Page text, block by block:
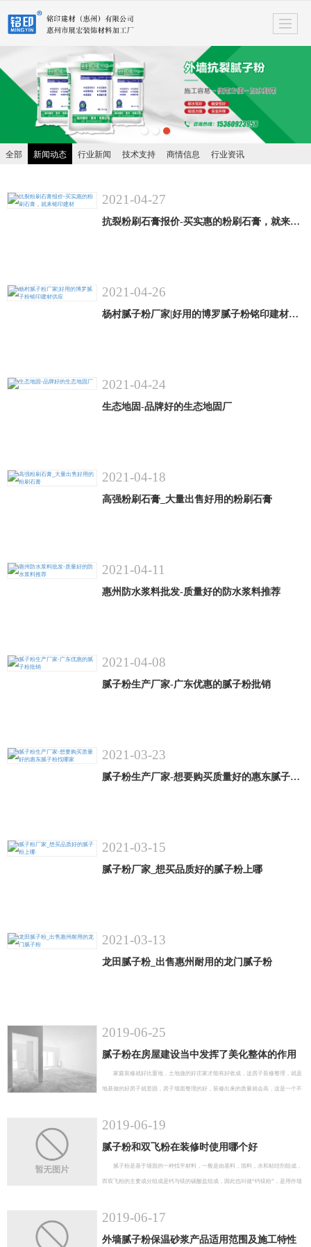
很遗憾，因您的浏览器版本过低导致无法获得最佳浏览体验，推荐下载安装谷歌浏览器！
全部 新闻动态 行业新闻 技术支持 商情信息 行业资讯
2021-04-27
抗裂粉刷石膏报价-买实惠的粉刷石膏，就来铭印建材
2021-04-26
杨村腻子粉厂家|好用的博罗腻子粉铭印建材供应
2021-04-24
生态地固-品牌好的生态地固厂
2021-04-18
高强粉刷石膏_大量出售好用的粉刷石膏
2021-04-11
惠州防水浆料批发-质量好的防水浆料推荐
2021-04-08
腻子粉生产厂家-广东优惠的腻子粉批销
2021-03-23
腻子粉生产厂家-想要购买质量好的惠东腻子粉找哪家
2021-03-15
腻子粉厂家_想买品质好的腻子粉上哪
2021-03-13
龙田腻子粉_出售惠州耐用的龙门腻子粉
2019-06-25
腻子粉在房屋建设当中发挥了美化整体的作用
家庭装修就好比重地，土地做的好庄家才能有好收成，这房子装修整理，就是
地基做的好房子就坚固，房子墙面整理的好，装修出来的质量就会高，这是一个不
2019-06-19
腻子粉和双飞粉在装修时使用哪个好
腻子粉是基于墙面的一种找平材料，一般是由基料，填料，水和粘结剂组成，
而双飞粉的主要成分组成是钙与镁的碳酸盐组成，因此也叫做“钙镁粉”，是用作墙
2019-06-17
外墙腻子粉保温砂浆产品适用范围及施工特性